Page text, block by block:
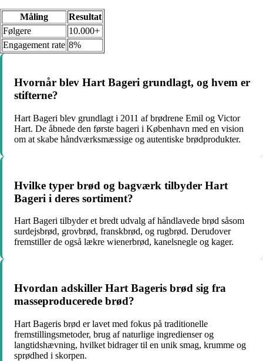
Måling
Resultat
Følgere
10.000+
Engagement rate 8%
Hvornår blev Hart Bageri grundlagt, og hvem er
stifterne?
Hart Bageri blev grundlagt i 2011 af brødrene Emil og Victor
Hart. De åbnede den første bageri i København med en vision
om at skabe håndværksmæssige og autentiske brødprodukter.
Hvilke typer brød og bagværk tilbyder Hart
Bageri i deres sortiment?
Hart Bageri tilbyder et bredt udvalg af håndlavede brød såsom
surdejsbrød, grovbrød, franskbrød, og rugbrød. Derudover
fremstiller de også lækre wienerbrød, kanelsnegle og kager.
Hvordan adskiller Hart Bageris brød sig fra
masseproducerede brød?
Hart Bageris brød er lavet med fokus på traditionelle
fremstillingsmetoder, brug af naturlige ingredienser og
langtidshævning, hvilket bidrager til en unik smag, krumme og
sprødhed i skorpen.